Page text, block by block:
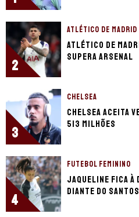
2
ATLÉTICO DE MADRID
Atlético de
supera Arsenal
3
CHELSEA
Chelsea aceita
513 milhões
4
FUTEBOL FEMININO
Jaqueline fica à
diante do Santos